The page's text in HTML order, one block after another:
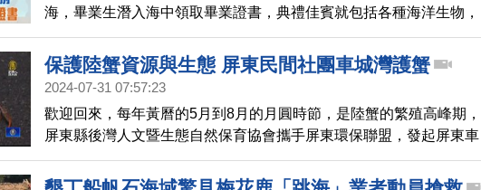
海，畢業生潛入海中領取畢業證書，典禮佳賓就包括各種海洋生物，
成就一場別開生面的海底潛水畢業典禮。
保護陸蟹資源與生態 屏東民間社團車城灣護蟹
2024-07-31 07:57:23
歡迎回來，每年黃曆的5月到8月的月圓時節，是陸蟹的繁殖高峰期，
屏東縣後灣人文暨生態自然保育協會攜手屏東環保聯盟，發起屏東車
城灣繞路護蟹活動，號召有志之士，共同在車城龜山橋至福安橋一帶
護蟹過馬路，讓母蟹能安全釋幼。